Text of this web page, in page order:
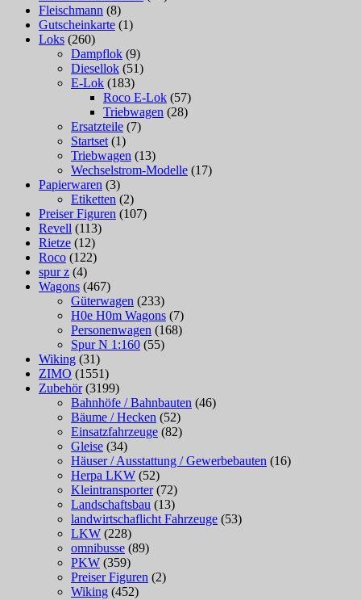
Fleischmann (8)
Gutscheinkarte (1)
Loks (260)
Dampflok (9)
Diesellok (51)
E-Lok (183)
Roco E-Lok (57)
Triebwagen (28)
Ersatzteile (7)
Startset (1)
Triebwagen (13)
Wechselstrom-Modelle (17)
Papierwaren (3)
Etiketten (2)
Preiser Figuren (107)
Revell (113)
Rietze (12)
Roco (122)
spur z (4)
Wagons (467)
Güterwagen (233)
H0e H0m Wagons (7)
Personenwagen (168)
Spur N 1:160 (55)
Wiking (31)
ZIMO (1551)
Zubehör (3199)
Bahnhöfe / Bahnbauten (46)
Bäume / Hecken (52)
Einsatzfahrzeuge (82)
Gleise (34)
Häuser / Ausstattung / Gewerbebauten (16)
Herpa LKW (52)
Kleintransporter (72)
Landschaftsbau (13)
landwirtschaflicht Fahrzeuge (53)
LKW (228)
omnibusse (89)
PKW (359)
Preiser Figuren (2)
Wiking (452)